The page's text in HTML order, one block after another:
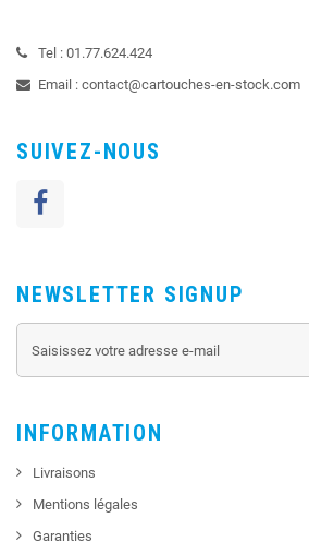
Tel : 01.77.624.424
Email : contact@cartouches-en-stock.com
SUIVEZ-NOUS
NEWSLETTER SIGNUP
INFORMATION
Livraisons
Mentions légales
Garanties